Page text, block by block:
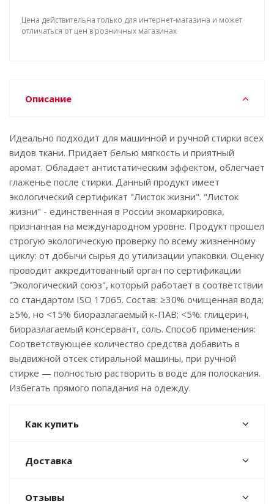
Цена действительна только для интернет-магазина и может
отличаться от цен в розничных магазинах
Описание
Идеально подходит для машинной и ручной стирки всех
видов ткани. Придает белью мягкость и приятный
аромат. Обладает антистатическим эффектом, облегчает
глаженье после стирки. Данный продукт имеет
экологический сертификат "Листок жизни". "Листок
жизни" - единственная в России экомаркировка,
признанная на международном уровне. Продукт прошел
строгую экологическую проверку по всему жизненному
циклу: от добычи сырья до утилизации упаковки. Оценку
проводит аккредитованный орган по сертификации
"Экологический союз", который работает в соответствии
со стандартом ISO 17065. Состав: ≥30% очищенная вода;
≥5%, но <15% биоразлагаемый к-ПАВ; <5%: глицерин,
биоразлагаемый консервант, соль. Способ применения:
Соответствующее количество средства добавить в
выдвижной отсек стиральной машины, при ручной
стирке — полностью растворить в воде для полоскания.
Избегать прямого попадания на одежду.
Как купить
Доставка
Отзывы